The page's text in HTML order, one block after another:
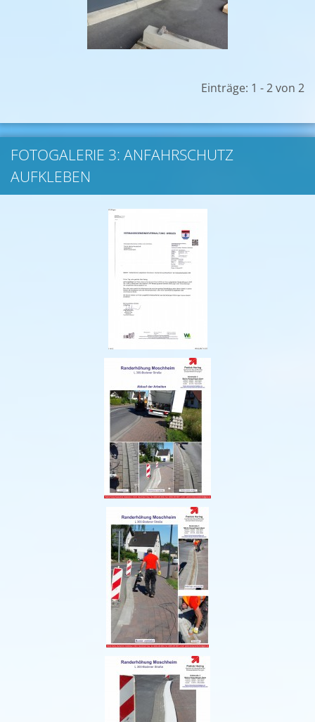
Einträge: 1 - 2 von 2
FOTOGALERIE 3: ANFAHRSCHUTZ
AUFKLEBEN